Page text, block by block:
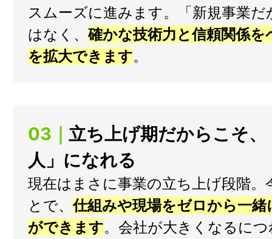
スムーズに進みます。「新規事業だ
はなく、確かな技術力と信頼関係を
を拡大できます。
03｜ 立ち上げ期だからこそ、
人」になれる
現在はまさに事業の立ち上げ段階。
とで、仕組みや現場をゼロから一
ができます。会社が大きくなるに